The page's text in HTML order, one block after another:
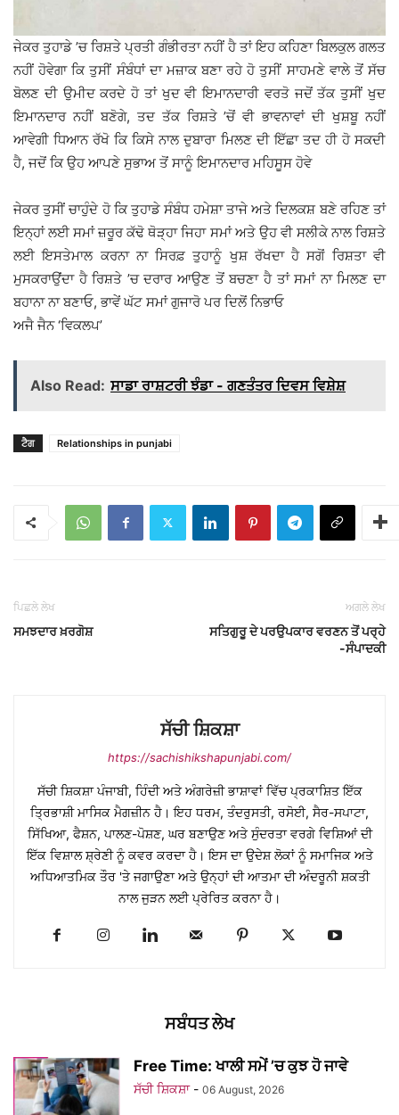
ਜੇਕਰ ਤੁਹਾਡੇ ’ਚ ਰਿਸ਼ਤੇ ਪ੍ਰਤੀ ਗੰਭੀਰਤਾ ਨਹੀਂ ਹੈ ਤਾਂ ਇਹ ਕਹਿਣਾ ਬਿਲਕੁਲ ਗਲਤ
ਨਹੀਂ ਹੋਵੇਗਾ ਕਿ ਤੁਸੀਂ ਸੰਬੰਧਾਂ ਦਾ ਮਜ਼ਾਕ ਬਣਾ ਰਹੇ ਹੋ ਤੁਸੀਂ ਸਾਹਮਣੇ ਵਾਲੇ ਤੋਂ ਸੱਚ
ਬੋਲਣ ਦੀ ਉਮੀਦ ਕਰਦੇ ਹੋ ਤਾਂ ਖੁਦ ਵੀ ਇਮਾਨਦਾਰੀ ਵਰਤੋ ਜਦੋਂ ਤੱਕ ਤੁਸੀਂ ਖੁਦ
ਇਮਾਨਦਾਰ ਨਹੀਂ ਬਣੋਗੇ, ਤਦ ਤੱਕ ਰਿਸ਼ਤੇ ’ਚੋਂ ਵੀ ਭਾਵਨਾਵਾਂ ਦੀ ਖੁਸ਼ਬੂ ਨਹੀਂ
ਆਵੇਗੀ ਧਿਆਨ ਰੱਖੋ ਕਿ ਕਿਸੇ ਨਾਲ ਦੁਬਾਰਾ ਮਿਲਣ ਦੀ ਇੱਛਾ ਤਦ ਹੀ ਹੋ ਸਕਦੀ
ਹੈ, ਜਦੋਂ ਕਿ ਉਹ ਆਪਣੇ ਸੁਭਾਅ ਤੋਂ ਸਾਨੂੰ ਇਮਾਨਦਾਰ ਮਹਿਸੂਸ ਹੋਵੇ
ਜੇਕਰ ਤੁਸੀਂ ਚਾਹੁੰਦੇ ਹੋ ਕਿ ਤੁਹਾਡੇ ਸੰਬੰਧ ਹਮੇਸ਼ਾ ਤਾਜੇ ਅਤੇ ਦਿਲਕਸ਼ ਬਣੇ ਰਹਿਣ ਤਾਂ
ਇਨ੍ਹਾਂ ਲਈ ਸਮਾਂ ਜ਼ਰੂਰ ਕੱਢੋ ਥੋੜ੍ਹਾ ਜਿਹਾ ਸਮਾਂ ਅਤੇ ਉਹ ਵੀ ਸਲੀਕੇ ਨਾਲ ਰਿਸ਼ਤੇ
ਲਈ ਇਸਤੇਮਾਲ ਕਰਨਾ ਨਾ ਸਿਰਫ਼ ਤੁਹਾਨੂੰ ਖੁਸ਼ ਰੱਖਦਾ ਹੈ ਸਗੋਂ ਰਿਸ਼ਤਾ ਵੀ
ਮੁਸਕਰਾਉਂਦਾ ਹੈ ਰਿਸ਼ਤੇ ’ਚ ਦਰਾਰ ਆਉਣ ਤੋਂ ਬਚਣਾ ਹੈ ਤਾਂ ਸਮਾਂ ਨਾ ਮਿਲਣ ਦਾ
ਬਹਾਨਾ ਨਾ ਬਣਾਓ, ਭਾਵੇਂ ਘੱਟ ਸਮਾਂ ਗੁਜਾਰੋ ਪਰ ਦਿਲੋਂ ਨਿਭਾਓ
ਅਜੈ ਜੈਨ ‘ਵਿਕਲਪ’
Also Read: ਸਾਡਾ ਰਾਸ਼ਟਰੀ ਝੰਡਾ - ਗਣਤੰਤਰ ਦਿਵਸ ਵਿਸ਼ੇਸ਼
ਟੈਗ Relationships in punjabi
ਪਿਛਲੇ ਲੇਖ
ਸਮਝਦਾਰ ਖ਼ਰਗੋਸ਼
ਅਗਲੇ ਲੇਖ
ਸਤਿਗੁਰੂ ਦੇ ਪਰਉਪਕਾਰ ਵਰਣਨ ਤੋਂ ਪਰ੍ਹੇ
-ਸੰਪਾਦਕੀ
ਸੱਚੀ ਸ਼ਿਕਸ਼ਾ
https://sachishikshapunjabi.com/
ਸੱਚੀ ਸ਼ਿਕਸ਼ਾ ਪੰਜਾਬੀ, ਹਿੰਦੀ ਅਤੇ ਅੰਗਰੇਜ਼ੀ ਭਾਸ਼ਾਵਾਂ ਵਿੱਚ ਪ੍ਰਕਾਸ਼ਿਤ ਇੱਕ
ਤ੍ਰਿਭਾਸ਼ੀ ਮਾਸਿਕ ਮੈਗਜ਼ੀਨ ਹੈ। ਇਹ ਧਰਮ, ਤੰਦਰੁਸਤੀ, ਰਸੋਈ, ਸੈਰ-ਸਪਾਟਾ,
ਸਿੱਖਿਆ, ਫੈਸ਼ਨ, ਪਾਲਣ-ਪੋਸ਼ਣ, ਘਰ ਬਣਾਉਣ ਅਤੇ ਸੁੰਦਰਤਾ ਵਰਗੇ ਵਿਸ਼ਿਆਂ ਦੀ
ਇੱਕ ਵਿਸ਼ਾਲ ਸ਼੍ਰੇਣੀ ਨੂੰ ਕਵਰ ਕਰਦਾ ਹੈ। ਇਸ ਦਾ ਉਦੇਸ਼ ਲੋਕਾਂ ਨੂੰ ਸਮਾਜਿਕ ਅਤੇ
ਅਧਿਆਤਮਿਕ ਤੌਰ 'ਤੇ ਜਗਾਉਣਾ ਅਤੇ ਉਨ੍ਹਾਂ ਦੀ ਆਤਮਾ ਦੀ ਅੰਦਰੂਨੀ ਸ਼ਕਤੀ
ਨਾਲ ਜੁੜਨ ਲਈ ਪ੍ਰੇਰਿਤ ਕਰਨਾ ਹੈ।
ਸਬੰਧਤ ਲੇਖ
Free Time: ਖਾਲੀ ਸਮੇਂ ’ਚ ਕੁਝ ਹੋ ਜਾਵੇ
ਸੱਚੀ ਸ਼ਿਕਸ਼ਾ - 06 August, 2026